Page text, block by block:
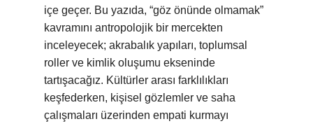
içe geçer. Bu yazıda, “göz önünde olmamak”
kavramını antropolojik bir mercekten
inceleyecek; akrabalık yapıları, toplumsal
roller ve kimlik oluşumu ekseninde
tartışacağız. Kültürler arası farklılıkları
keşfederken, kişisel gözlemler ve saha
çalışmaları üzerinden empati kurmayı